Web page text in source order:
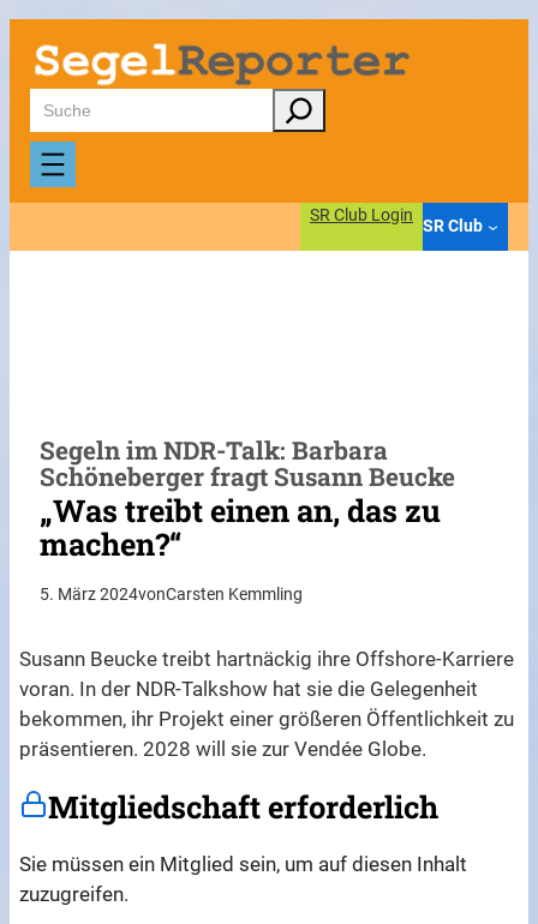
Zum
Inhalt
springen
Suchen
SR Club Login
SR Club
Segeln im NDR-Talk: Barbara
Schöneberger fragt Susann Beucke
„Was treibt einen an, das zu
machen?“
5. März 2024vonCarsten Kemmling
Susann Beucke treibt hartnäckig ihre Offshore-Karriere
voran. In der NDR-Talkshow hat sie die Gelegenheit
bekommen, ihr Projekt einer größeren Öffentlichkeit zu
präsentieren. 2028 will sie zur Vendée Globe.
Mitgliedschaft erforderlich
Sie müssen ein Mitglied sein, um auf diesen Inhalt
zuzugreifen.